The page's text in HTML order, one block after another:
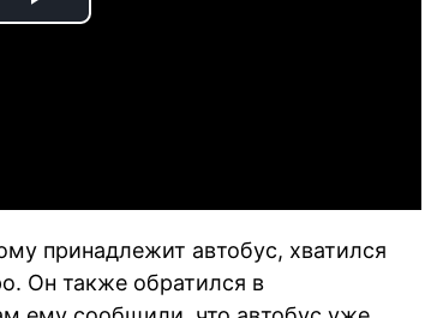
Play
принадлежит автобус, хватился
Он также обратился в